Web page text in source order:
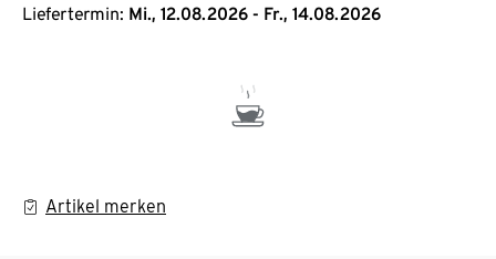
Liefertermin: Mi., 12.08.2026 - Fr., 14.08.2026
Artikel merken